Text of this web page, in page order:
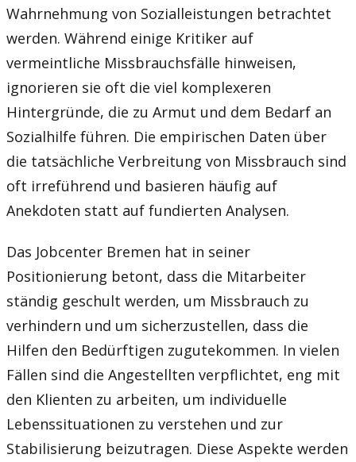
Wahrnehmung von Sozialleistungen betrachtet
werden. Während einige Kritiker auf
vermeintliche Missbrauchsfälle hinweisen,
ignorieren sie oft die viel komplexeren
Hintergründe, die zu Armut und dem Bedarf an
Sozialhilfe führen. Die empirischen Daten über
die tatsächliche Verbreitung von Missbrauch sind
oft irreführend und basieren häufig auf
Anekdoten statt auf fundierten Analysen.
Das Jobcenter Bremen hat in seiner
Positionierung betont, dass die Mitarbeiter
ständig geschult werden, um Missbrauch zu
verhindern und um sicherzustellen, dass die
Hilfen den Bedürftigen zugutekommen. In vielen
Fällen sind die Angestellten verpflichtet, eng mit
den Klienten zu arbeiten, um individuelle
Lebenssituationen zu verstehen und zur
Stabilisierung beizutragen. Diese Aspekte werden